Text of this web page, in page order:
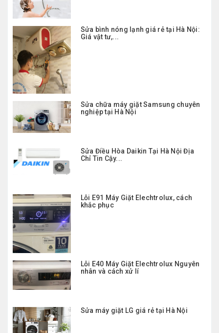
Sửa bình nóng lạnh giá rẻ tại Hà Nội:
Giá vật tư,...
Sửa chữa máy giặt Samsung chuyên
nghiệp tại Hà Nội
Sửa Điều Hòa Daikin Tại Hà Nội Địa
Chỉ Tin Cậy...
Lỗi E91 Máy Giặt Elechtrolux, cách
khắc phục
Lỗi E40 Máy Giặt Elechtrolux Nguyên
nhân và cách xử lí
Sửa máy giặt LG giá rẻ tại Hà Nội